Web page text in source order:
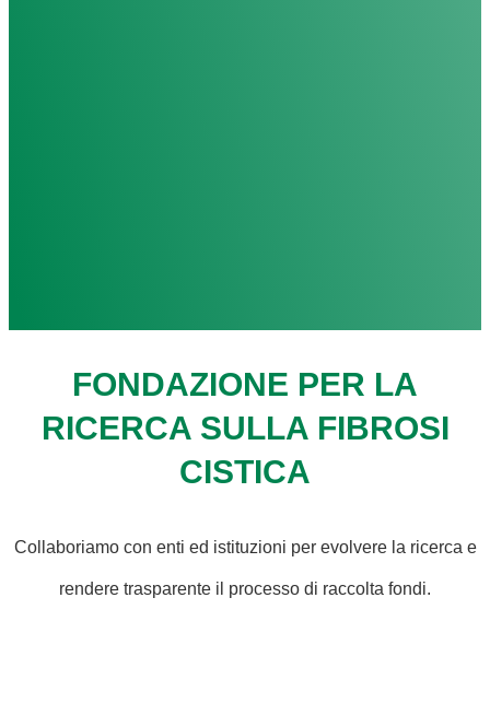
FONDAZIONE PER LA
RICERCA SULLA FIBROSI
CISTICA
Collaboriamo con enti ed istituzioni per evolvere la ricerca e
rendere trasparente il processo di raccolta fondi.